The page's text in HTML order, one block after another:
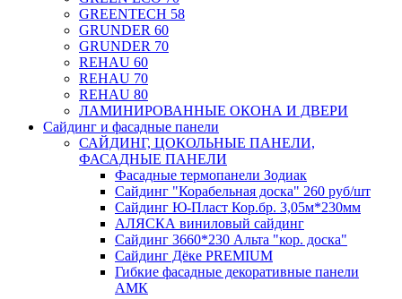
GREENTECH 58
GRUNDER 60
GRUNDER 70
REHAU 60
REHAU 70
REHAU 80
ЛАМИНИРОВАННЫЕ ОКОНА И ДВЕРИ
Сайдинг и фасадные панели
САЙДИНГ, ЦОКОЛЬНЫЕ ПАНЕЛИ,
ФАСАДНЫЕ ПАНЕЛИ
Фасадные термопанели Зодиак
Сайдинг "Корабельная доска" 260 руб/шт
Сайдинг Ю-Пласт Кор.бр. 3,05м*230мм
АЛЯСКА виниловый сайдинг
Сайдинг 3660*230 Альта "кор. доска"
Сайдинг Дёке PREMIUM
Гибкие фасадные декоративные панели
АМК